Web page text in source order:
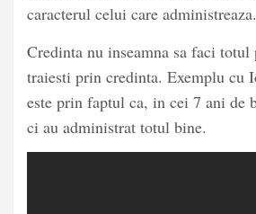
caracterul celui care administreaza.
Credinta nu inseamna sa faci totul
traiesti prin credinta. Exemplu cu
este prin faptul ca, in cei 7 ani de
ci au administrat totul bine.